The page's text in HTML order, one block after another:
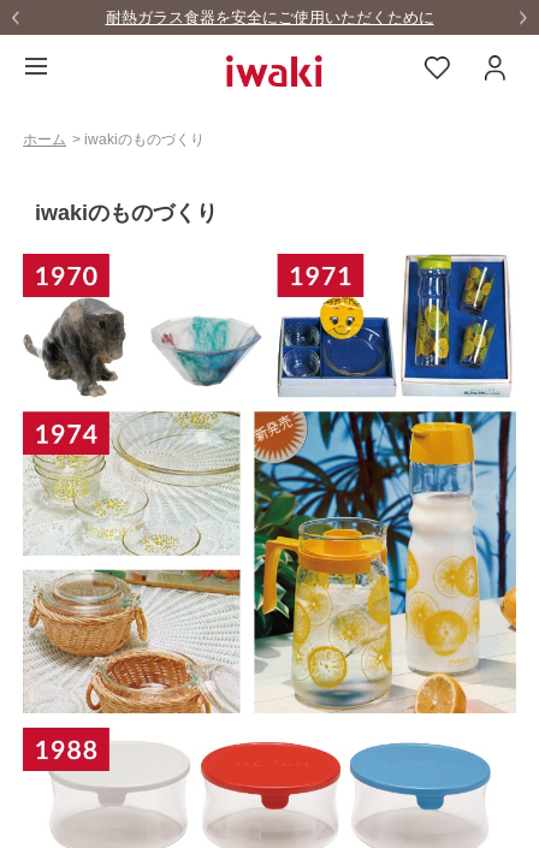
耐熱ガラス食器を安全にご使用いただくために
ホーム >iwakiのものづくり
iwakiのものづくり